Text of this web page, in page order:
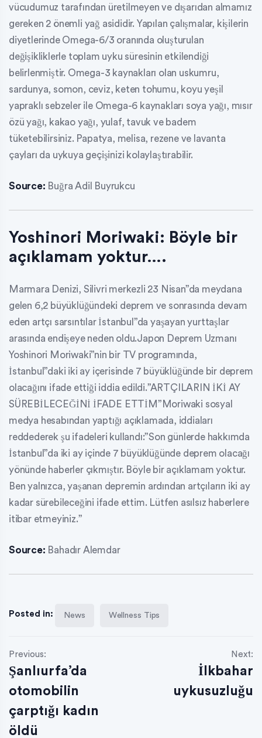
vücudumuz tarafından üretilmeyen ve dışarıdan almamız
gereken 2 önemli yağ asididir. Yapılan çalışmalar, kişilerin
diyetlerinde Omega-6/3 oranında oluşturulan
değişikliklerle toplam uyku süresinin etkilendiği
belirlenmiştir. Omega-3 kaynakları olan uskumru,
sardunya, somon, ceviz, keten tohumu, koyu yeşil
yapraklı sebzeler ile Omega-6 kaynakları soya yağı, mısır
özü yağı, kakao yağı, yulaf, tavuk ve badem
tüketebilirsiniz. Papatya, melisa, rezene ve lavanta
çayları da uykuya geçişinizi kolaylaştırabilir.
Source: Buğra Adil Buyrukcu
Yoshinori Moriwaki: Böyle bir
açıklamam yoktur….
Marmara Denizi, Silivri merkezli 23 Nisan”da meydana
gelen 6,2 büyüklüğündeki deprem ve sonrasında devam
eden artçı sarsıntılar İstanbul”da yaşayan yurttaşlar
arasında endişeye neden oldu.Japon Deprem Uzmanı
Yoshinori Moriwaki”nin bir TV programında,
İstanbul”daki iki ay içerisinde 7 büyüklüğünde bir deprem
olacağını ifade ettiği iddia edildi.”ARTÇILARIN İKİ AY
SÜREBİLECEĞİNİ İFADE ETTİM”Moriwaki sosyal
medya hesabından yaptığı açıklamada, iddiaları
reddederek şu ifadeleri kullandı:”Son günlerde hakkımda
İstanbul”da iki ay içinde 7 büyüklüğünde deprem olacağı
yönünde haberler çıkmıştır. Böyle bir açıklamam yoktur.
Ben yalnızca, yaşanan depremin ardından artçıların iki ay
kadar sürebileceğini ifade ettim. Lütfen asılsız haberlere
itibar etmeyiniz.”
Source: Bahadır Alemdar
Posted in: News Wellness Tips
Previous:
Şanlıurfa’da
otomobilin
çarptığı kadın
öldü
Next:
İlkbahar
uykusuzluğu